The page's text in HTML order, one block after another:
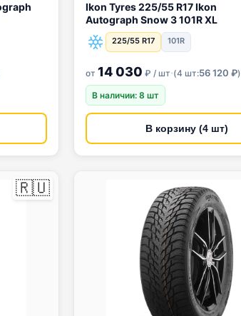
Ikon Tyres 225/55 R17 Ikon
Autograph Snow 3 101R XL
225/55 R17 101R
от 14 030 ₽ / шт·(4 шт:56 120 ₽)
В наличии: 8 шт
В корзину (4 шт)
🇷🇺